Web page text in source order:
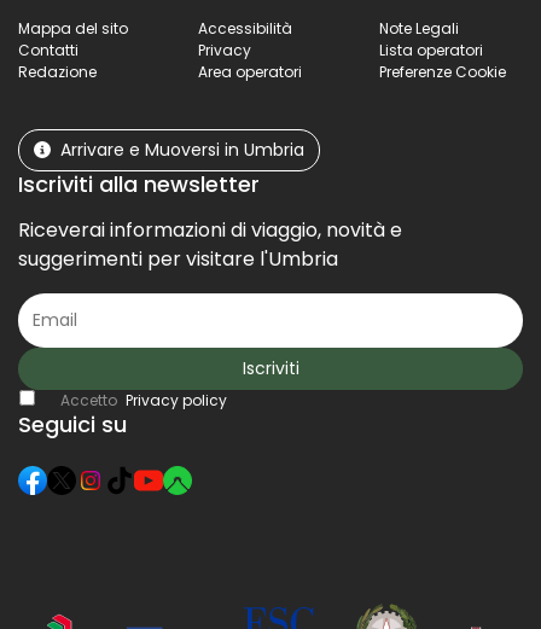
Mappa del sito Accessibilità
Note Legali
Contatti
Privacy
Lista operatori
Redazione
Area operatori Preferenze Cookie
Arrivare e Muoversi in Umbria
Iscriviti alla newsletter
Riceverai informazioni di viaggio, novità e
suggerimenti per visitare l'Umbria
Iscriviti
Accetto Privacy policy
Seguici su